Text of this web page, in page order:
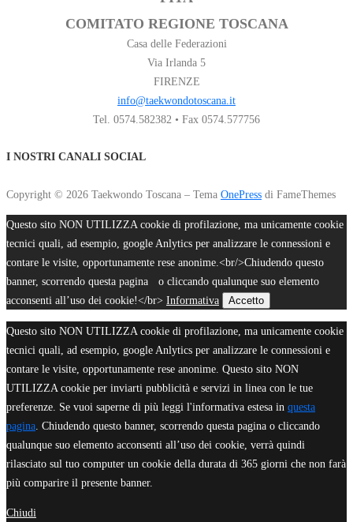
COMITATO REGIONE TOSCANA
Casa delle Federazioni
Via Irlanda 5
FIRENZE
info@taekwondotoscana.it
Tel. 0574.582382 • Fax 0574.577756
I NOSTRI CANALI SOCIAL
Copyright © 2026 Taekwondo Toscana – Tema OnePress di FameThemes
Questo sito NON UTILIZZA cookie di profilazione, ma unicamente cookie
tecnici quali, ad esempio, google Anlytics per analizzare le connessioni e
contare le visite, opportunamente rese anonime.<br/>Chiudendo questo
banner, scorrendo questa pagina o cliccando qualunque suo elemento
acconsenti all’uso dei cookie!</br> Informativa Accetto
Questo sito NON UTILIZZA cookie di profilazione, ma unicamente cookie
tecnici quali, ad esempio, google Anlytics per analizzare le connessioni e
contare le visite, opportunamente rese anonime. Questo sito NON
UTILIZZA cookie per inviarti pubblicità e servizi in linea con le tue
preferenze. Se vuoi saperne di più leggi l'informativa estesa in questa
pagina . Chiudendo questo banner, scorrendo questa pagina o cliccando
qualunque suo elemento acconsenti all’uso dei cookie, verrà quindi
rilasciato sul tuo computer un cookie della durata di 365 giorni che non farà
più comparire il presente banner.
Chiudi